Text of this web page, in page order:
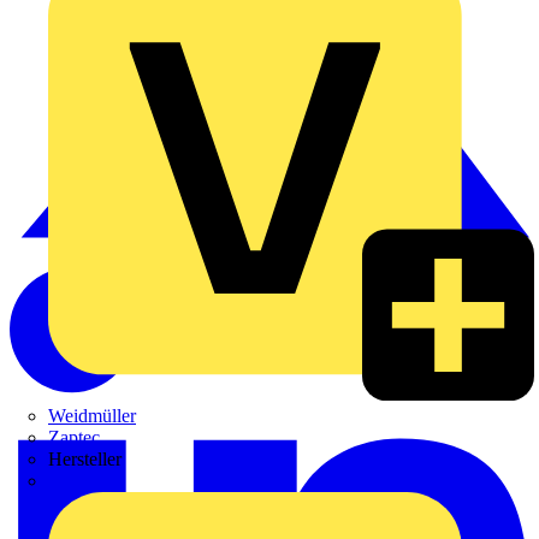
Weidmüller
Zaptec
Hersteller